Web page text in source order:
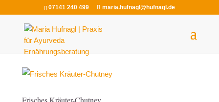
07141 240 499 maria.hufnagl@hufnagl.de
Frisches Kräuter-Chutney